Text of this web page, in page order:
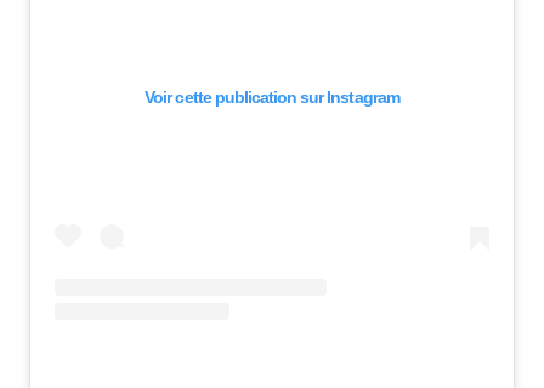
Voir cette publication sur Instagram